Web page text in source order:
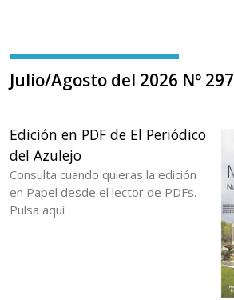
Julio/Agosto del 2026 Nº 297
Edición en PDF de El Periódico
del Azulejo
Consulta cuando quieras la edición
en Papel desde el lector de PDFs.
Pulsa aquí